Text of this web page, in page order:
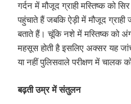
गर्दन में मौजूद ग्राही मस्तिष्क को
पहुंचाते हैं जबकि ऐड़ी में मौजूद ग्राही
बताते हैं। चूंकि नशे में मस्तिष्क को
महसूस होती है इसलिए अक्सर यह
या नहीं पुलिसवाले परीक्षण में
बढ़ती उम्र में संतुलन